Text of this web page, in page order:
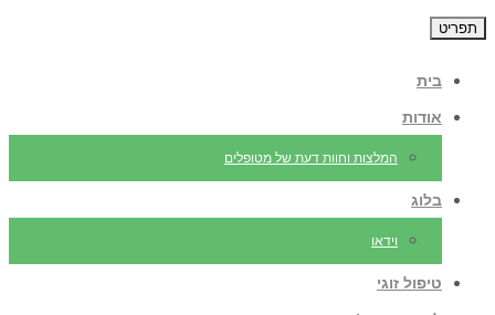
תפריט
בית
אודות
המלצות וחוות דעת של מטופלים
בלוג
וידאו
טיפול זוגי